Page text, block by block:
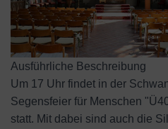
Ausführliche Beschreibung
Um 17 Uhr findet in der
Segensfeier für Menschen
statt. Mit dabei sind auch die